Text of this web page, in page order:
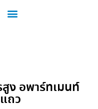
ง อพาร์ทเมนท์
ถว